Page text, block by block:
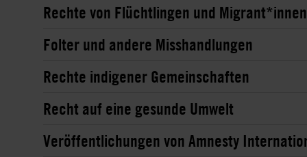
Rechte von Flüchtlingen und Migrant*innen
Folter und andere Misshandlungen
Rechte indigener Gemeinschaften
Recht auf eine gesunde Umwelt
Veröffentlichungen von Amnesty